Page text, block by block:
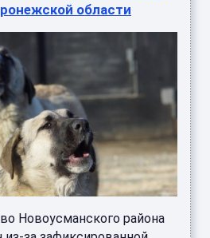
области
Новоусманского района